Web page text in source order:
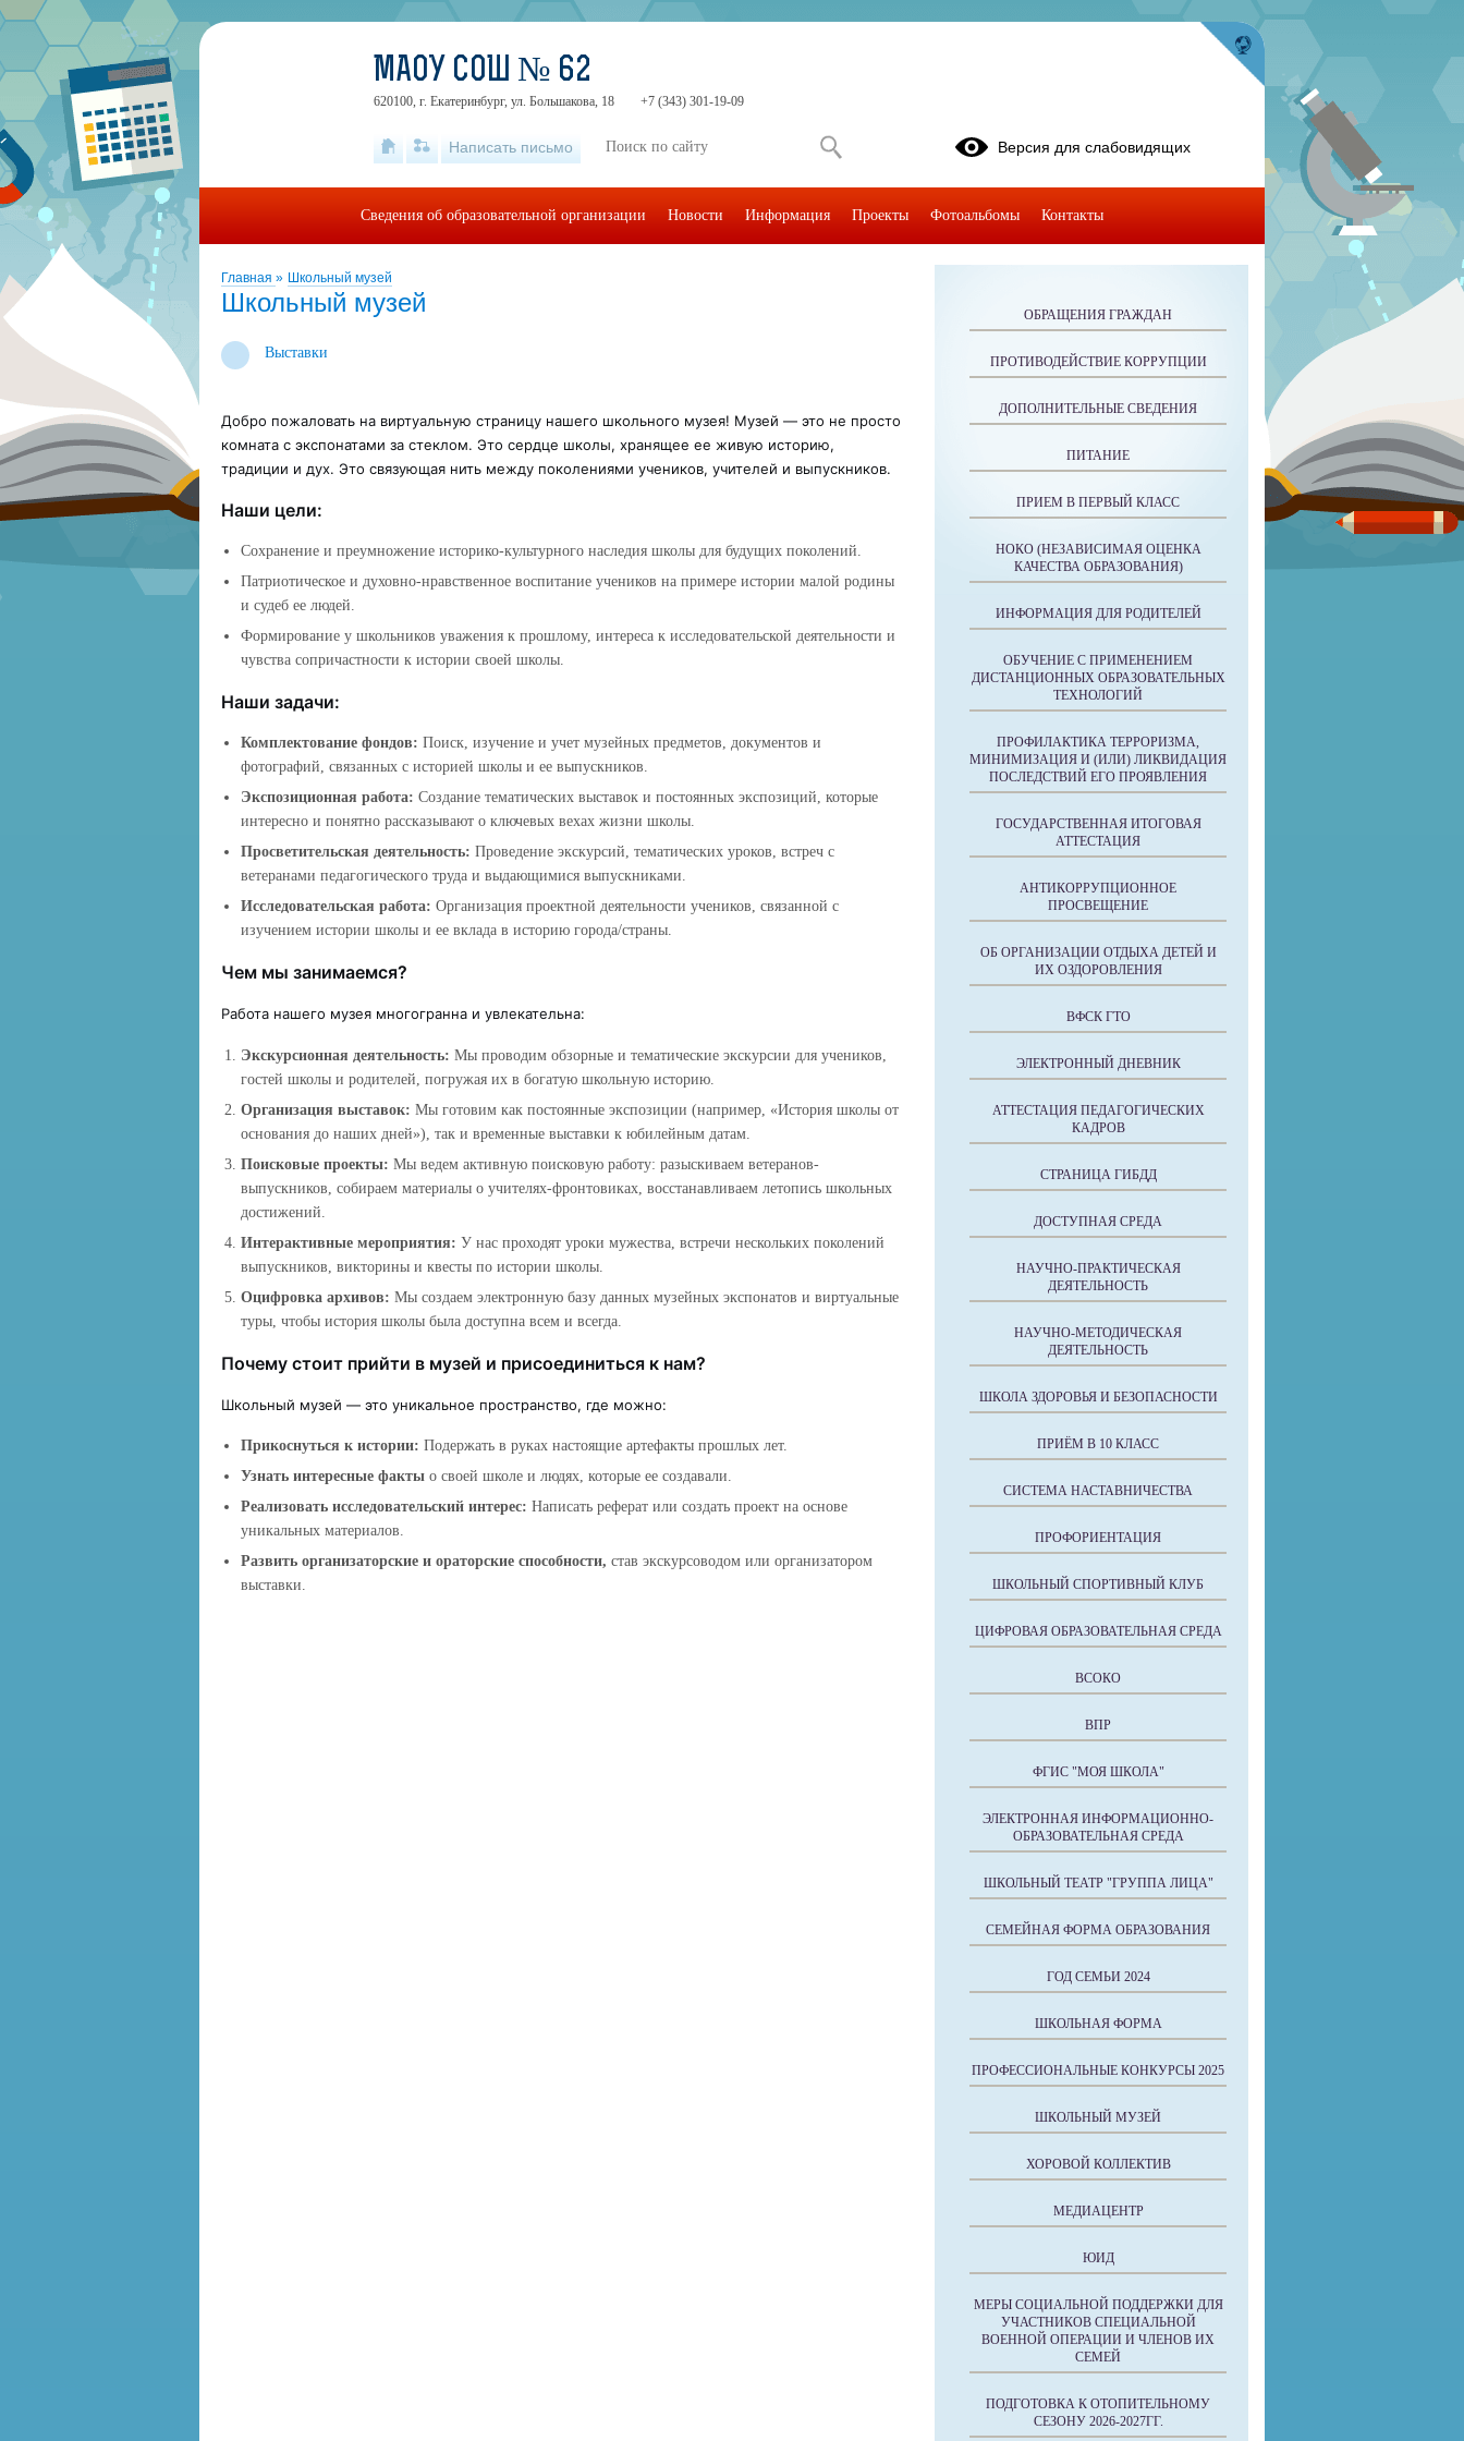
Главная » Школьный музей
Школьный музей
Выставки
Добро пожаловать на виртуальную страницу нашего школьного музея! Музей — это не просто
комната с экспонатами за стеклом. Это сердце школы, хранящее ее живую историю,
традиции и дух. Это связующая нить между поколениями учеников, учителей и выпускников.
Наши цели:
Сохранение и преумножение историко-культурного наследия школы для будущих поколений.
Патриотическое и духовно-нравственное воспитание учеников на примере истории малой родины
и судеб ее людей.
Формирование у школьников уважения к прошлому, интереса к исследовательской деятельности и
чувства сопричастности к истории своей школы.
Наши задачи:
Комплектование фондов: Поиск, изучение и учет музейных предметов, документов и
фотографий, связанных с историей школы и ее выпускников.
Экспозиционная работа: Создание тематических выставок и постоянных экспозиций, которые
интересно и понятно рассказывают о ключевых вехах жизни школы.
Просветительская деятельность: Проведение экскурсий, тематических уроков, встреч с
ветеранами педагогического труда и выдающимися выпускниками.
Исследовательская работа: Организация проектной деятельности учеников, связанной с
изучением истории школы и ее вклада в историю города/страны.
Чем мы занимаемся?
Работа нашего музея многогранна и увлекательна:
Экскурсионная деятельность: Мы проводим обзорные и тематические экскурсии для учеников,
гостей школы и родителей, погружая их в богатую школьную историю.
Организация выставок: Мы готовим как постоянные экспозиции (например, «История школы от
основания до наших дней»), так и временные выставки к юбилейным датам.
Поисковые проекты: Мы ведем активную поисковую работу: разыскиваем ветеранов-
выпускников, собираем материалы о учителях-фронтовиках, восстанавливаем летопись школьных
достижений.
Интерактивные мероприятия: У нас проходят уроки мужества, встречи нескольких поколений
выпускников, викторины и квесты по истории школы.
Оцифровка архивов: Мы создаем электронную базу данных музейных экспонатов и виртуальные
туры, чтобы история школы была доступна всем и всегда.
Почему стоит прийти в музей и присоединиться к нам?
Школьный музей — это уникальное пространство, где можно:
Прикоснуться к истории: Подержать в руках настоящие артефакты прошлых лет.
Узнать интересные факты о своей школе и людях, которые ее создавали.
Реализовать исследовательский интерес: Написать реферат или создать проект на основе
уникальных материалов.
Развить организаторские и ораторские способности, став экскурсоводом или организатором
выставки.
ОБРАЩЕНИЯ ГРАЖДАН
ПРОТИВОДЕЙСТВИЕ КОРРУПЦИИ
ДОПОЛНИТЕЛЬНЫЕ СВЕДЕНИЯ
ПИТАНИЕ
ПРИЕМ В ПЕРВЫЙ КЛАСС
НОКО (НЕЗАВИСИМАЯ ОЦЕНКА
КАЧЕСТВА ОБРАЗОВАНИЯ)
ИНФОРМАЦИЯ ДЛЯ РОДИТЕЛЕЙ
ОБУЧЕНИЕ С ПРИМЕНЕНИЕМ
ДИСТАНЦИОННЫХ ОБРАЗОВАТЕЛЬНЫХ
ТЕХНОЛОГИЙ
ПРОФИЛАКТИКА ТЕРРОРИЗМА,
МИНИМИЗАЦИЯ И (ИЛИ) ЛИКВИДАЦИЯ
ПОСЛЕДСТВИЙ ЕГО ПРОЯВЛЕНИЯ
ГОСУДАРСТВЕННАЯ ИТОГОВАЯ
АТТЕСТАЦИЯ
АНТИКОРРУПЦИОННОЕ
ПРОСВЕЩЕНИЕ
ОБ ОРГАНИЗАЦИИ ОТДЫХА ДЕТЕЙ И
ИХ ОЗДОРОВЛЕНИЯ
ВФСК ГТО
ЭЛЕКТРОННЫЙ ДНЕВНИК
АТТЕСТАЦИЯ ПЕДАГОГИЧЕСКИХ
КАДРОВ
СТРАНИЦА ГИБДД
ДОСТУПНАЯ СРЕДА
НАУЧНО-ПРАКТИЧЕСКАЯ
ДЕЯТЕЛЬНОСТЬ
НАУЧНО-МЕТОДИЧЕСКАЯ
ДЕЯТЕЛЬНОСТЬ
ШКОЛА ЗДОРОВЬЯ И БЕЗОПАСНОСТИ
ПРИЁМ В 10 КЛАСС
СИСТЕМА НАСТАВНИЧЕСТВА
ПРОФОРИЕНТАЦИЯ
ШКОЛЬНЫЙ СПОРТИВНЫЙ КЛУБ
ЦИФРОВАЯ ОБРАЗОВАТЕЛЬНАЯ СРЕДА
ВСОКО
ВПР
ФГИС "МОЯ ШКОЛА"
ЭЛЕКТРОННАЯ ИНФОРМАЦИОННО-
ОБРАЗОВАТЕЛЬНАЯ СРЕДА
ШКОЛЬНЫЙ ТЕАТР "ГРУППА ЛИЦА"
СЕМЕЙНАЯ ФОРМА ОБРАЗОВАНИЯ
ГОД СЕМЬИ 2024
ШКОЛЬНАЯ ФОРМА
ПРОФЕССИОНАЛЬНЫЕ КОНКУРСЫ 2025
ШКОЛЬНЫЙ МУЗЕЙ
ХОРОВОЙ КОЛЛЕКТИВ
МЕДИАЦЕНТР
ЮИД
МЕРЫ СОЦИАЛЬНОЙ ПОДДЕРЖКИ ДЛЯ
УЧАСТНИКОВ СПЕЦИАЛЬНОЙ
ВОЕННОЙ ОПЕРАЦИИ И ЧЛЕНОВ ИХ
СЕМЕЙ
ПОДГОТОВКА К ОТОПИТЕЛЬНОМУ
СЕЗОНУ 2026-2027ГГ.
МАОУ СОШ № 62
620100, г. Екатеринбург, ул. Большакова, 18 +7 (343) 301-19-09
Написать письмо Версия для слабовидящих
Сведения об образовательной организации Новости Информация Проекты Фотоальбомы Контакты